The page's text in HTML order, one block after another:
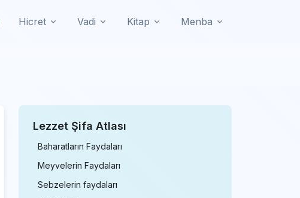
Hicret Vadi Kitap Menba
Lezzet Şifa Atlası
Baharatların Faydaları
Meyvelerin Faydaları
Sebzelerin faydaları